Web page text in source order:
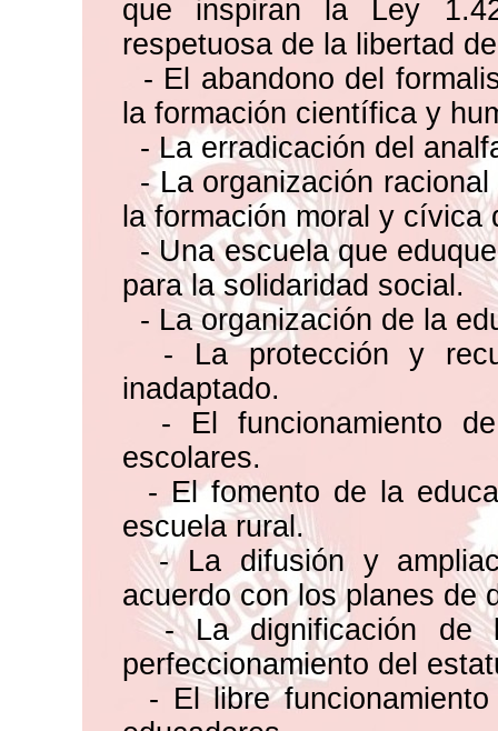
que inspiran la Ley
respetuosa de la libertad
- El abandono del
la formación científica y
- La erradicación del
- La organización
la formación moral y cívica
- Una escuela que
para la solidaridad social.
- La organización de la
- La protección y
inadaptado.
- El funcionamiento de
escolares.
- El fomento de la
escuela rural.
- La difusión y
acuerdo con los planes de
- La dignificación de
perfeccionamiento del
- El libre